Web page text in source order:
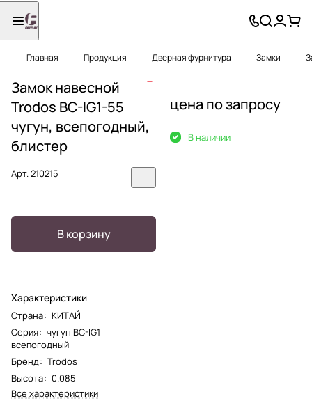
Главная Продукция Дверная фурнитура Замки
Замок навесной
Trodos BC-IG1-55
чугун, всепогодный,
блистер
Арт.210215
В корзину
Характеристики
Страна: КИТАЙ
Серия: чугун BC-IG1
всепогодный
Бренд: Trodos
Высота: 0.085
Все характеристики
цена по запросу
В наличии